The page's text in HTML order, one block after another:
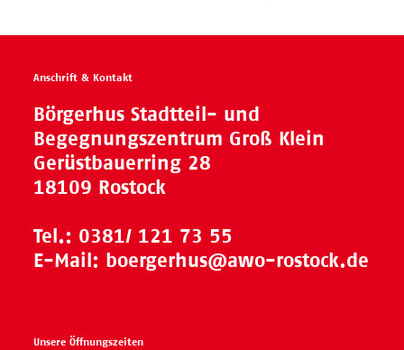
Anschrift & Kontakt
Börgerhus Stadtteil- und
Begegnungszentrum Groß Klein
Gerüstbauerring 28
18109 Rostock
Tel.: 0381/ 121 73 55
E-Mail: boergerhus@awo-rostock.de
Unsere Öffnungszeiten